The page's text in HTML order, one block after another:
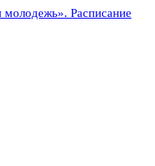
Расписание